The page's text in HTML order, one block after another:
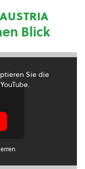
Blick
Sie die